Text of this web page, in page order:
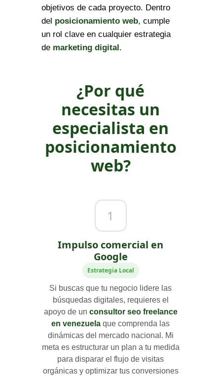
objetivos de cada proyecto. Dentro
del posicionamiento web, cumple
un rol clave en cualquier estrategia
de marketing digital .
¿Por qué
necesitas un
especialista en
posicionamiento
web?
1
Impulso comercial en
Google
Estrategia Local
Si buscas que tu negocio lidere las
búsquedas digitales, requieres el
apoyo de un consultor seo freelance
en venezuela que comprenda las
dinámicas del mercado nacional. Mi
meta es estructurar un plan a tu medida
para disparar el flujo de visitas
orgánicas y optimizar tus conversiones